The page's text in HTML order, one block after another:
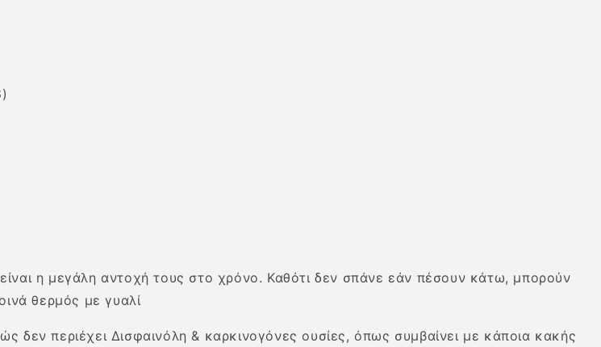
η μεγάλη αντοχή τους στο χρόνο. Καθότι δεν σπάνε εάν πέσουν κάτω, μπορούν
θερμός με γυαλί
δεν περιέχει Δισφαινόλη & καρκινογόνες ουσίες, όπως συμβαίνει με κάποια κακής